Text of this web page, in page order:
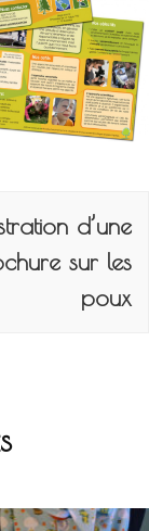
d’une
sur les
poux